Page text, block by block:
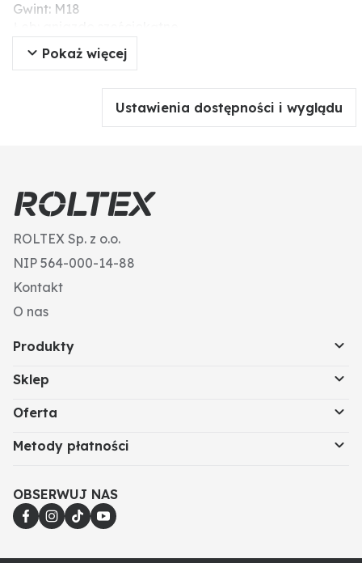
Gwint: M18
Typ: śruby z łbem walcowym
Materiał: stal
Kształt łba: głowica cylindra
Pokaż więcej
Ustawienia dostępności i wyglądu
ROLTEX Sp. z o.o.
NIP 564-000-14-88
Kontakt
O nas
Produkty
Sklep
Oferta
Metody płatności
OBSERWUJ NAS